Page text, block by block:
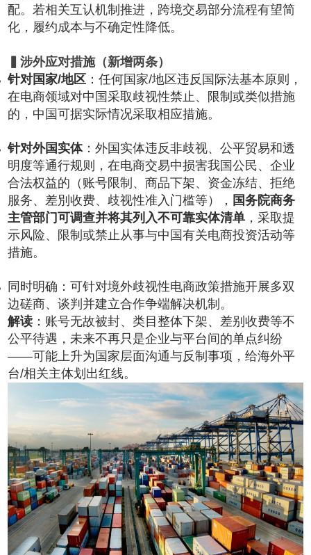
配。若相关互认机制推进，跨境交易部分流程有望简
化，履约成本与不确定性降低。
▍涉外应对措施（新增两条）
针对国家/地区 ：任何国家/地区违反国际法基本原则，
在电商领域对中国采取歧视性禁止、限制或类似措施
的，中国可据实际情况采取相应措施。
针对外国实体：外国实体违反非歧视、公平贸易和透
明度等通行规则，在电商交易中损害我国公民、企业
合法权益的（账号限制、商品下架、资金冻结、拒绝
服务、差別收费、歧视性准入门槛等）， 国务院商务
主管部门可调查并将其列入不可靠实体清单 ，采取提
示风险、限制或禁止从事与中国有关电商投资活动等
措施。
同时明确：可针对境外歧视性电商政策措施开展多双
边磋商、谈判并建立合作争端解决机制。
解读 ：账号无故被封、类目整体下架、差别收费等不
公平待遇，未来不再只是企业与平台间的单点纠纷
——可能上升为国家层面沟通与反制事项，给海外平
台/相关主体划出红线。